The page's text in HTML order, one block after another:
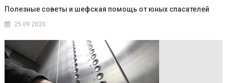
Полезные советы и шефская помощь от юных спасателей
25.09.2020